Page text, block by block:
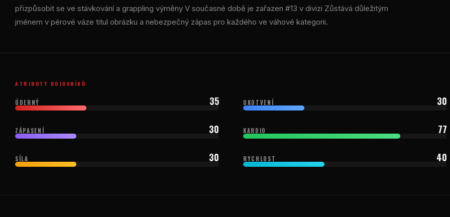
přizpůsobit se ve stávkování a grappling výměny V současné době je zařazen #13 v divizi Zůstává důležitým
jménem v pérové váze titul obrázku a nebezpečný zápas pro každého ve váhové kategorii.
ATRIBUTY BOJOVNÍKŮ
ÚDERNÝ 35 UKOTVENÍ 30
ZÁPASENÍ 30 KARDIO 77
SÍLA 30 RYCHLOST 40